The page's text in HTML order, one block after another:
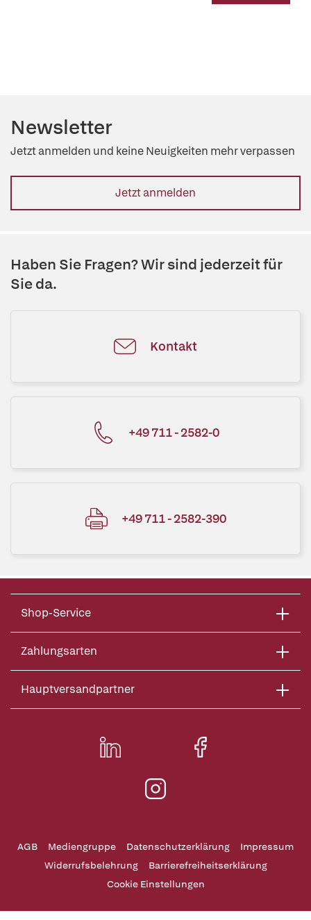
Newsletter
Jetzt anmelden und keine Neuigkeiten mehr verpassen
Jetzt anmelden
Haben Sie Fragen? Wir sind jederzeit für
Sie da.
Kontakt
+49 711 - 2582-0
+49 711 - 2582-390
Shop-Service
Zahlungsarten
Hauptversandpartner
AGB Mediengruppe Datenschutzerklärung
Impressum
Widerrufsbelehrung
Barrierefreiheitserklärung
Cookie Einstellungen